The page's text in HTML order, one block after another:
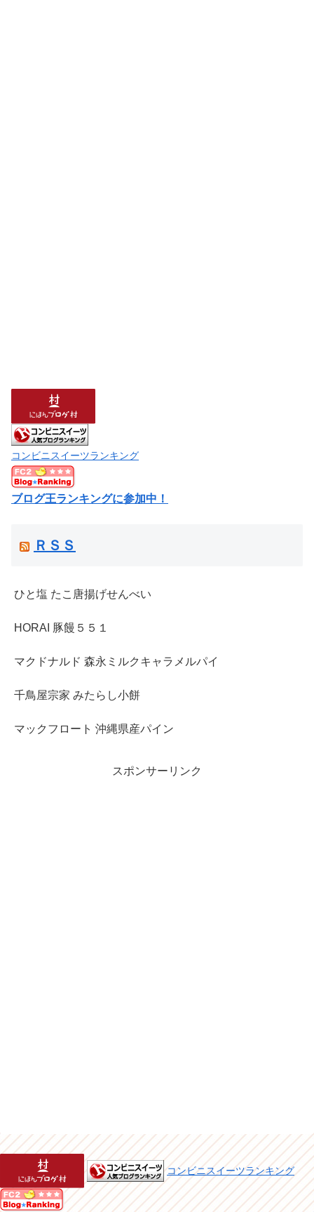
コンビニスイーツランキング
ブログ王ランキングに参加中！
ＲＳＳ
ひと塩 たこ唐揚げせんべい
HORAI 豚饅５５１
マクドナルド 森永ミルクキャラメルパイ
千鳥屋宗家 みたらし小餅
マックフロート 沖縄県産パイン
スポンサーリンク
コンビニスイーツランキング